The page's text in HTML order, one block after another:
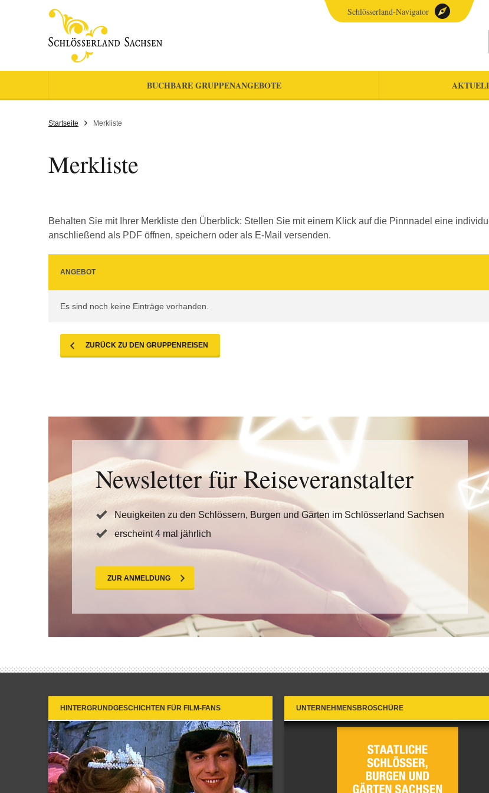
BUCHBARE GRUPPENANGEBOTE
Schlösserland-Navigator
Startseite Merkliste
Merkliste
Behalten Sie mit Ihrer Merkliste den Überblick: Stellen Sie mit einem Klick auf die Pinnnadel eine
anschließend als PDF öffnen, speichern oder als E-Mail versenden.
ANGEBOT
Es sind noch keine Einträge vorhanden.
ZURÜCK ZU DEN GRUPPENREISEN
Newsletter für Reiseveranstalter
Neuigkeiten zu den Schlössern, Burgen und Gärten im Schlösserland Sachsen
erscheint 4 mal jährlich
ZUR ANMELDUNG
HINTERGRUNDGESCHICHTEN FÜR FILM-FANS UNTERNEHMENSBROSCHÜRE